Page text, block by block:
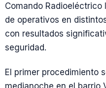
Comando
de operativos en
con resultados
seguridad.
El primer procedimiento
medianoche en el barrio